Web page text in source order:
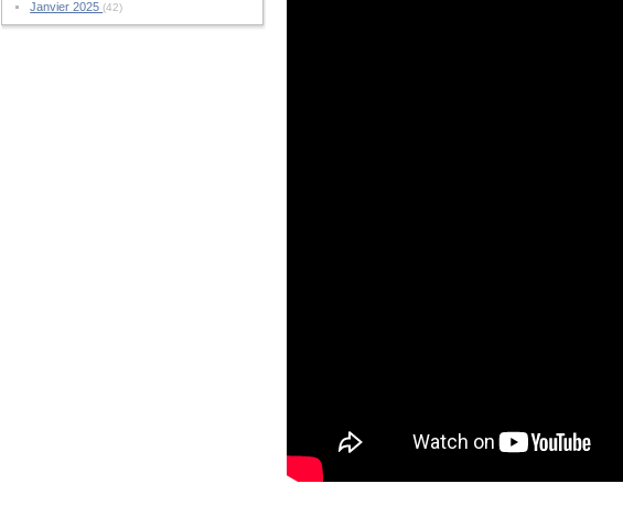
Janvier 2025(42)